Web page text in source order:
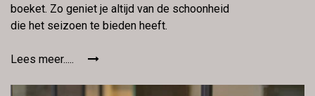
boeket. Zo geniet je altijd van de schoonheid
die het seizoen te bieden heeft.
Lees meer.....